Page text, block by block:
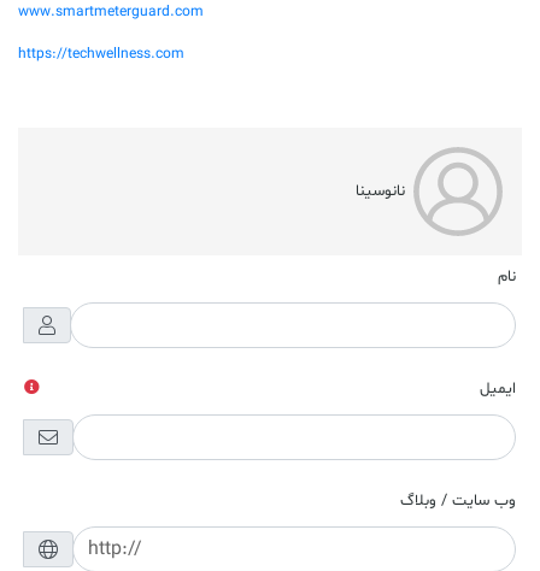
www.smartmeterguard.com
https://techwellness.com
نانوسینا
نام
ایمیل
وب سایت / وبلاگ